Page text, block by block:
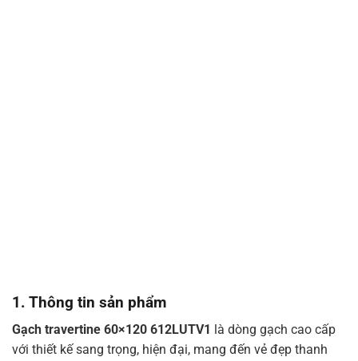
1. Thông tin sản phẩm
Gạch travertine 60×120 612LUTV1
là dòng gạch cao cấp
với thiết kế sang trọng, hiện đại, mang đến vẻ đẹp thanh